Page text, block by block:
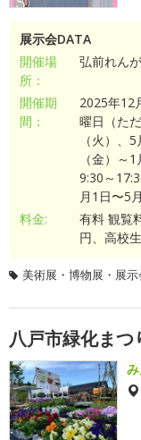
展示会DATA
開催場
所：
弘前れん
開催期
間：
2025年12
曜日（た
（火）、
（金）～
9:30～
月1日〜5
料金:
有料 観覧
円、高校
美術展・博物展・展示
八戸市緑化まつ